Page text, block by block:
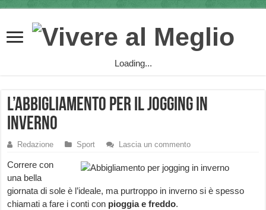
Loading...
L’abbigliamento per il jogging in
inverno
Redazione Sport Lascia un commento
Correre con
una bella
giornata di sole è l’ideale, ma purtroppo in inverno si è spesso
chiamati a fare i conti con pioggia e freddo.